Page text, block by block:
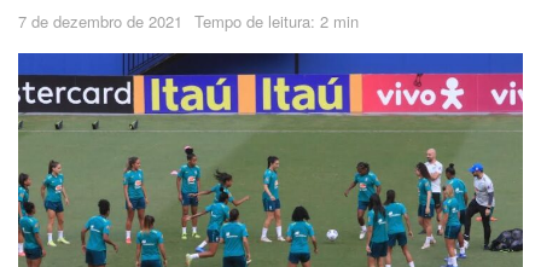
7 de dezembro de 2021 Tempo de leitura: 2 min